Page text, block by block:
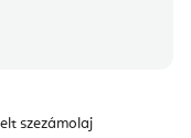
szezámolaj